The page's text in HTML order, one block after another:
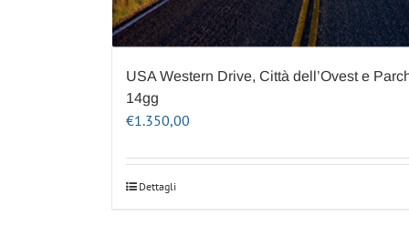
USA Western Drive, Città dell’Ovest e
14gg
€1.350,00
Dettagli